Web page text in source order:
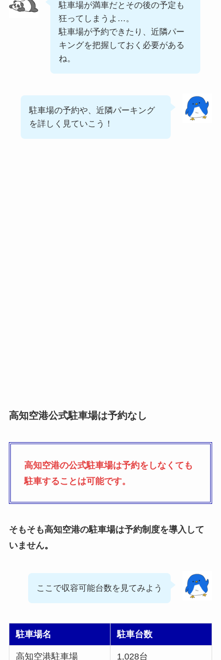
駐車場が満車だとその後の予定も
狂ってしまうよ…。
駐車場が予約できたり、近隣パー
キングを把握しておく必要がある
ね。
駐車場の予約や、近隣パーキング
を詳しく見ていこう！
高知空港公式駐車場は予約なし
高知空港の公式駐車場は予約をしなくても
駐車することは可能です。
そもそも高知空港の駐車場は予約制度を導入して
いません。
ここで収容可能台数を見てみよう
駐車場名 駐車台数
高知空港駐車場 1,028台